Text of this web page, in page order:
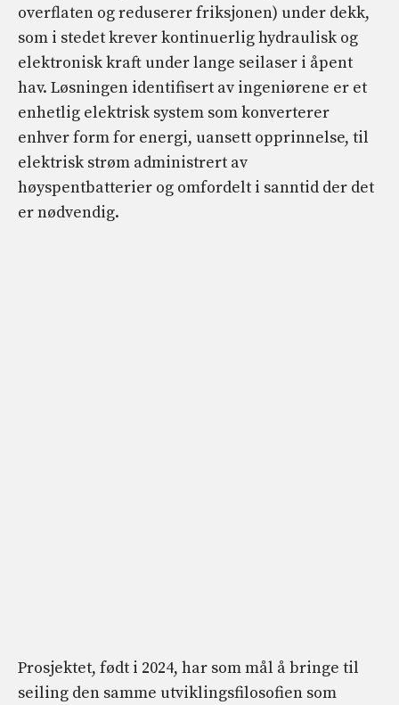
overflaten og reduserer friksjonen) under dekk,
som i stedet krever kontinuerlig hydraulisk og
elektronisk kraft under lange seilaser i åpent
hav. Løsningen identifisert av ingeniørene er et
enhetlig elektrisk system som konverterer
enhver form for energi, uansett opprinnelse, til
elektrisk strøm administrert av
høyspentbatterier og omfordelt i sanntid der det
er nødvendig.
Prosjektet, født i 2024, har som mål å bringe til
seiling den samme utviklingsfilosofien som